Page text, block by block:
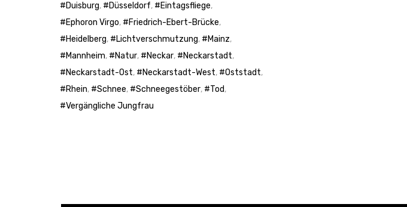
Duisburg, Düsseldorf, Eintagsfliege,
Ephoron Virgo, Friedrich-Ebert-Brücke,
Heidelberg, Lichtverschmutzung, Mainz,
Mannheim, Natur, Neckar, Neckarstadt,
Neckarstadt-Ost, Neckarstadt-West, Oststadt,
Rhein, Schnee, Schneegestöber, Tod,
Vergängliche Jungfrau